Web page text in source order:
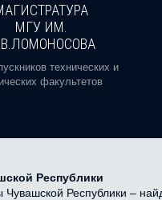
МГУ ИМ.
технических и
факультетов
Республики
Республики –